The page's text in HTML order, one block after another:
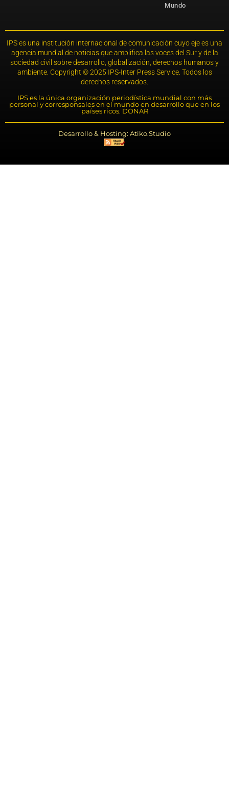
Mundo
IPS es una institución internacional de comunicación cuyo eje es una
agencia mundial de noticias que amplifica las voces del Sur y de la
sociedad civil sobre desarrollo, globalización, derechos humanos y
ambiente. Copyright © 2025 IPS-Inter Press Service. Todos los
derechos reservados.
IPS es la única organización periodística mundial con más
personal y corresponsales en el mundo en desarrollo que en los
países ricos. DONAR
Desarrollo & Hosting: Atiko.Studio